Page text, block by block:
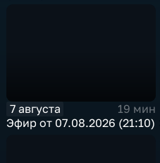
7 августа
19 мин
Эфир от 07.08.2026 (21:10)